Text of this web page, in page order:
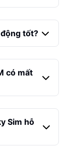
tốt?
có mất
Sim hỗ